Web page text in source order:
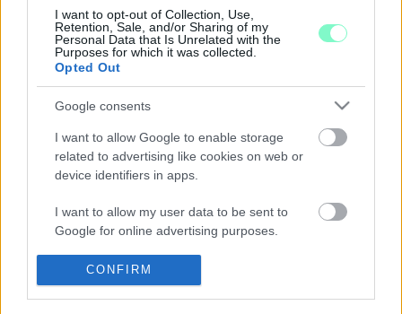
I want to opt-out of Collection, Use,
Retention, Sale, and/or Sharing of my
Personal Data that Is Unrelated with the
Purposes for which it was collected.
Opted Out
Google consents
I want to allow Google to enable storage
related to advertising like cookies on web or
device identifiers in apps.
I want to allow my user data to be sent to
Google for online advertising purposes.
I want to allow Google to send me
personalized advertising.
CONFIRM
FIDESZ VÁLASZTMÁNYI ELNÖKE
2026. május. 26. 09:25
Alelnöknek Ágh Pétert és Illés Károlyt választották.
„KEVESEBB EGÓ, TÖBB GYŐR” –
BONCSAROVSZKY PÉTER SZERINT ÚJ
2026. május. 21. 16:25
A győri Fidesz fiatal politikusa hosszú interjút adott az
Ugytudjuk.hu-nak.
21 KUTATÓKÖZPONT: TOVÁBB NŐTT A TISZA
PÁRT ELŐNYE, A FIDESZ MINDÖSSZE 20
2026. május. 15. 10:53
A felmérés szerint a választások óta tovább erősödött Magyar